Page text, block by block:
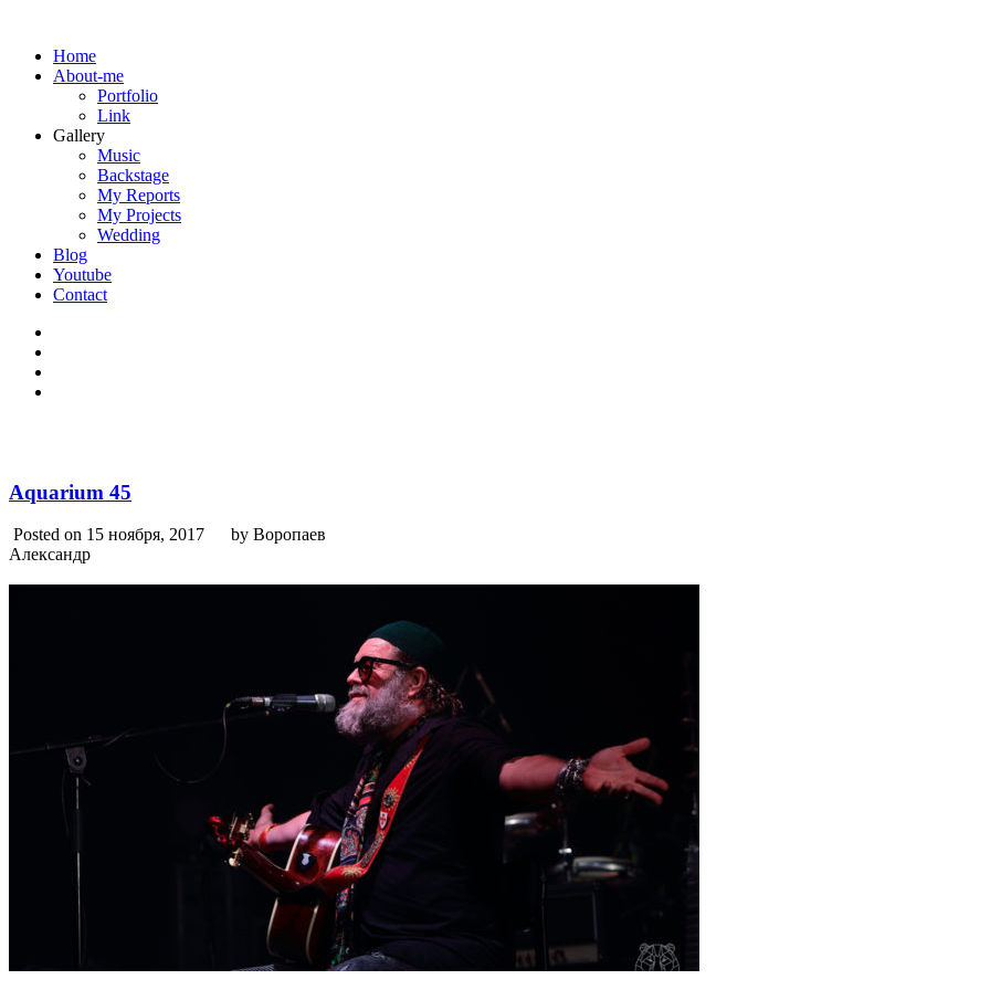
Home
About-me
Portfolio
Link
Gallery
Music
Backstage
My Reports
My Projects
Wedding
Blog
Youtube
Contact
Aquarium 45
Posted on 15 ноября, 2017
by Воропаев
Александр